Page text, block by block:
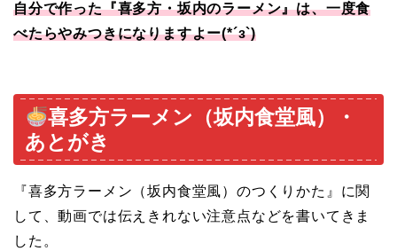
自分で作った『喜多方・坂内のラーメン』は、一度食
べたらやみつきになりますよー(*´з`)
喜多方ラーメン（坂内食堂風）・
あとがき
『喜多方ラーメン（坂内食堂風） のつくりかた』に関
して、動画では伝えきれない注意点などを書いてきま
した。